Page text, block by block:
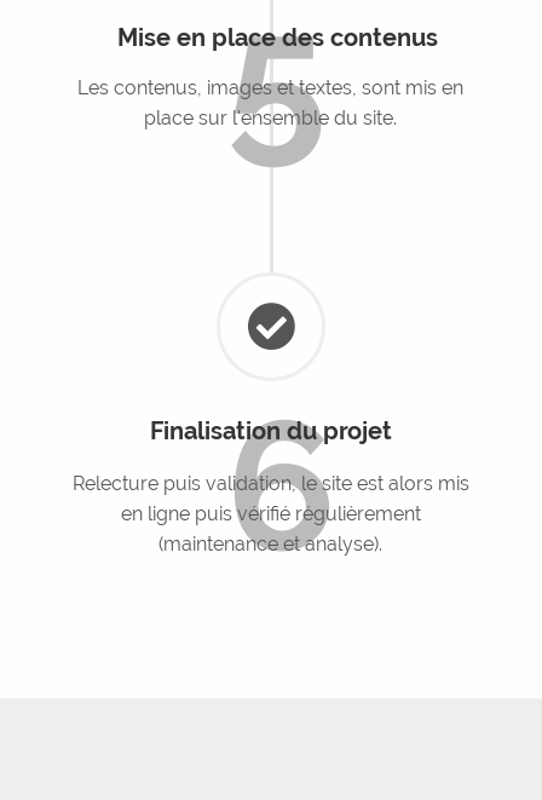
Les contenus, images et textes, sont mis en
place sur l'ensemble du site.
Mise en place des contenus
5
6
Finalisation du projet
Relecture puis validation, le site est alors mis
en ligne puis vérifié régulièrement
(maintenance et analyse).